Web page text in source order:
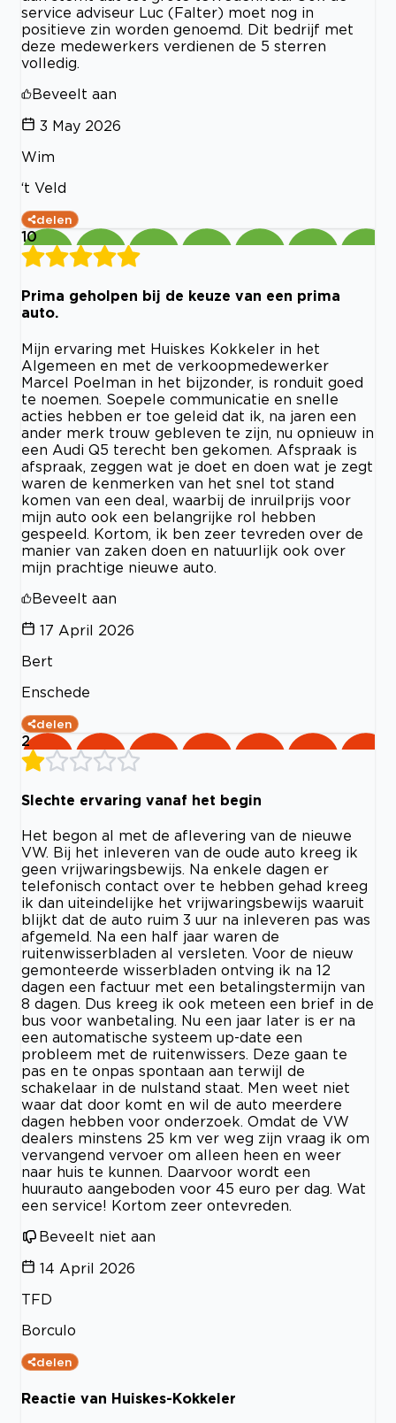
service adviseur Luc (Falter) moet nog in
positieve zin worden genoemd. Dit bedrijf met
deze medewerkers verdienen de 5 sterren
volledig.
Beveelt aan
3 May 2026
Wim
‘t Veld
delen
10
Prima geholpen bij de keuze van een prima
auto.
Mijn ervaring met Huiskes Kokkeler in het
Algemeen en met de verkoopmedewerker
Marcel Poelman in het bijzonder, is ronduit goed
te noemen. Soepele communicatie en snelle
acties hebben er toe geleid dat ik, na jaren een
ander merk trouw gebleven te zijn, nu opnieuw in
een Audi Q5 terecht ben gekomen. Afspraak is
afspraak, zeggen wat je doet en doen wat je zegt
waren de kenmerken van het snel tot stand
komen van een deal, waarbij de inruilprijs voor
mijn auto ook een belangrijke rol hebben
gespeeld. Kortom, ik ben zeer tevreden over de
manier van zaken doen en natuurlijk ook over
mijn prachtige nieuwe auto.
Beveelt aan
17 April 2026
Bert
Enschede
delen
2
Slechte ervaring vanaf het begin
Het begon al met de aflevering van de nieuwe
VW. Bij het inleveren van de oude auto kreeg ik
geen vrijwaringsbewijs. Na enkele dagen er
telefonisch contact over te hebben gehad kreeg
ik dan uiteindelijke het vrijwaringsbewijs waaruit
blijkt dat de auto ruim 3 uur na inleveren pas was
afgemeld. Na een half jaar waren de
ruitenwisserbladen al versleten. Voor de nieuw
gemonteerde wisserbladen ontving ik na 12
dagen een factuur met een betalingstermijn van
8 dagen. Dus kreeg ik ook meteen een brief in de
bus voor wanbetaling. Nu een jaar later is er na
een automatische systeem up-date een
probleem met de ruitenwissers. Deze gaan te
pas en te onpas spontaan aan terwijl de
schakelaar in de nulstand staat. Men weet niet
waar dat door komt en wil de auto meerdere
dagen hebben voor onderzoek. Omdat de VW
dealers minstens 25 km ver weg zijn vraag ik om
vervangend vervoer om alleen heen en weer
naar huis te kunnen. Daarvoor wordt een
huurauto aangeboden voor 45 euro per dag. Wat
een service! Kortom zeer ontevreden.
Beveelt niet aan
14 April 2026
TFD
Borculo
delen
Reactie van Huiskes-Kokkeler